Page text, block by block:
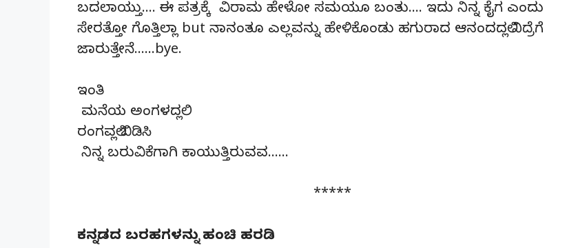
ಬದಲಾಯ್ತು…. ಈ ಪತ್ರಕ್ಕೆ ವಿರಾಮ ಹೇಳೋ ಸಮಯೂ ಬಂತು…. ಇದು ನಿನ್ನ ಕೈಗ ಎಂದು
ಸೇರತ್ತೋ ಗೊತ್ತಿಲ್ಲಾ but ನಾನಂತೂ ಎಲ್ಲವನ್ನು ಹೇಳಿಕೊಂಡು ಹಗುರಾದ ಆನಂದದಲ್ಲಿ ನಿದ್ರೆಗೆ
ಜಾರುತ್ತೇನೆ……bye.
ಇಂತಿ
ಮನೆಯ ಅಂಗಳದಲ್ಲಿ
ರಂಗವಲ್ಲಿ ಬಿಡಿಸಿ
ನಿನ್ನ ಬರುವಿಕೆಗಾಗಿ ಕಾಯುತ್ತಿರುವವ……
*****
ಕನ್ನಡದ ಬರಹಗಳನ್ನು ಹಂಚಿ ಹರಡಿ